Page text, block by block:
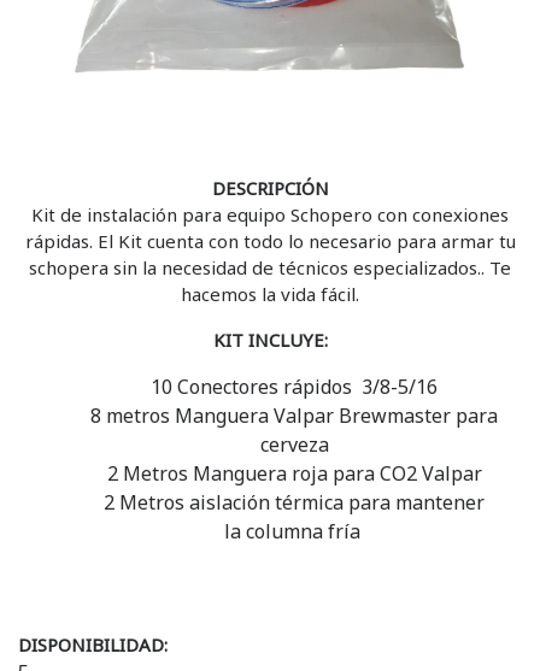
DESCRIPCIÓN
Kit de instalación para equipo Schopero con conexiones
rápidas. El Kit cuenta con todo lo necesario para armar tu
schopera sin la necesidad de técnicos especializados.. Te
hacemos la vida fácil.
KIT INCLUYE:
10 Conectores rápidos 3/8-5/16
8 metros Manguera Valpar Brewmaster para
cerveza
2 Metros Manguera roja para CO2 Valpar
2 Metros aislación térmica para mantener
la columna fría
DISPONIBILIDAD: